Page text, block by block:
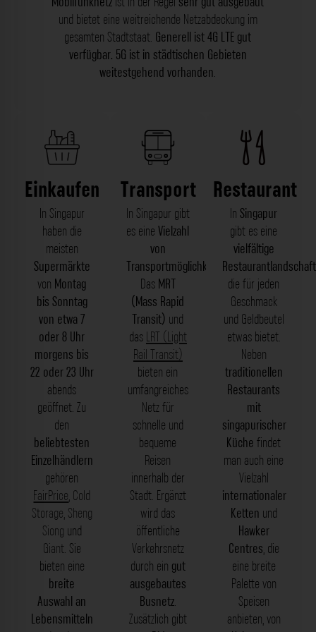
und bietet eine weitreichende Netzabdeckung im
gesamten Stadtstaat. Generell ist 4G LTE gut
verfügbar. 5G ist in städtischen Gebieten
weitestgehend vorhanden.
Einkaufen
In Singapur
haben die
meisten
Supermärkte
von Montag
bis Sonntag
von etwa 7
oder 8 Uhr
morgens bis
22 oder 23 Uhr
abends
geöffnet. Zu
den
beliebtesten
Einzelhändlern
gehören
FairPrice, Cold
Storage, Sheng
Siong und
Giant. Sie
bieten eine
breite
Auswahl an
Lebensmitteln
Transport
In Singapur gibt
es eineVielzahl
von
Transportmöglichkeiten.
Das MRT
(Mass Rapid
Transit) und
das LRT (Light
Rail Transit)
bieten ein
umfangreiches
Netz für
schnelle und
bequeme
Reisen
innerhalb der
Stadt. Ergänzt
wird das
öffentliche
Verkehrsnetz
durch ein gut
ausgebautes
Busnetz.
Zusätzlich gibt
Restaurant
InSingapur
gibt es eine
vielfältige
Restaurantlandschaft
die für jeden
Geschmack
und Geldbeutel
etwas bietet.
Neben
traditionellen
Restaurants
mit
singapurischer
Küche findet
man auch eine
Vielzahl
internationaler
Ketten und
Hawker
Centres, die
eine breite
Palette von
Speisen
anbieten, von